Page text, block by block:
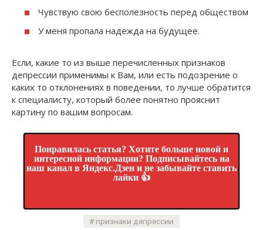
Чувствую свою бесполезность перед обществом
У меня пропала надежда на будущее.
Если, какие то из выше перечисленных признаков
депрессии применимы к Вам, или есть подозрение о
каких то отклонениях в поведении, то лучше обратится
к специалисту, который более понятно прояснит
картину по вашим вопросам.
Понравилась статья? Хотите больше новой и
интересной информации? Подписывайтесь на
наш канал в Яндекс.Дзен и не забывайте ставить
лайки 👍
признаки депрессии